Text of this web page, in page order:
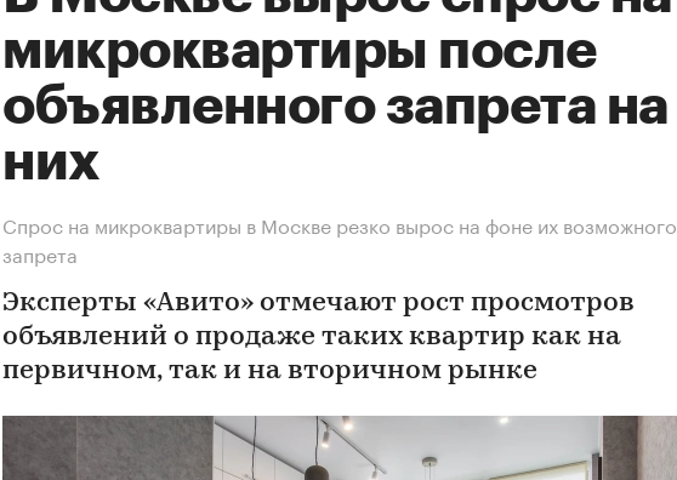
микроквартиры после
объявленного запрета на
них
Спрос на микроквартиры в Москве резко вырос на фоне их возможного
запрета
Эксперты «Авито» отмечают рост просмотров
объявлений о продаже таких квартир как на
первичном, так и на вторичном рынке